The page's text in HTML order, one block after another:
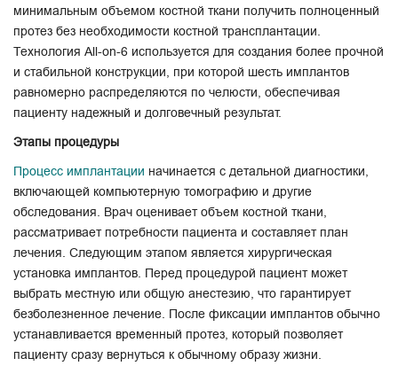
минимальным объемом костной ткани получить полноценный
протез без необходимости костной трансплантации.
Технология All-on-6 используется для создания более прочной
и стабильной конструкции, при которой шесть имплантов
равномерно распределяются по челюсти, обеспечивая
пациенту надежный и долговечный результат.
Этапы процедуры
Процесс имплантации начинается с детальной диагностики,
включающей компьютерную томографию и другие
обследования. Врач оценивает объем костной ткани,
рассматривает потребности пациента и составляет план
лечения. Следующим этапом является хирургическая
установка имплантов. Перед процедурой пациент может
выбрать местную или общую анестезию, что гарантирует
безболезненное лечение. После фиксации имплантов обычно
устанавливается временный протез, который позволяет
пациенту сразу вернуться к обычному образу жизни.